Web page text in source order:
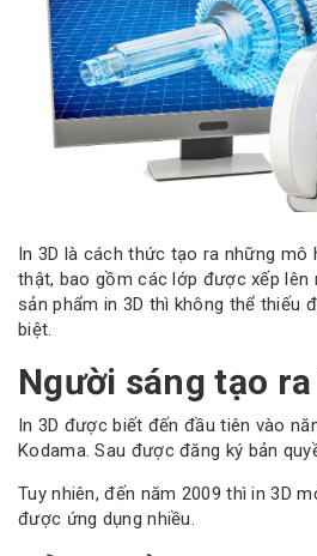
In 3D là cách thức tạo ra những mô
thật, bao gồm các lớp được xếp lên
sản phẩm in 3D thì không thể thiếu
biệt.
Người sáng tạo
In 3D được biết đến đầu tiên vào
Kodama. Sau được đăng ký bản
Tuy nhiên, đến năm 2009 thì in 3D
được ứng dụng nhiều.